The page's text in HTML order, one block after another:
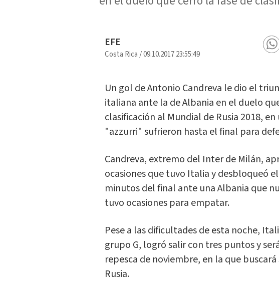
EFE
Costa Rica/09.10.2017 23:55:49
Un gol de Antonio Candreva le dio el
italiana ante la de Albania en el duelo
clasificación al Mundial de Rusia 2018,
"azzurri" sufrieron hasta el final para
Candreva, extremo del Inter de Milán,
ocasiones que tuvo Italia y desbloqueó
minutos del final ante una Albania que
tuvo ocasiones para empatar.
Pese a las dificultades de esta noche,
grupo G, logró salir con tres puntos y
repesca de noviembre, en la que
Rusia.